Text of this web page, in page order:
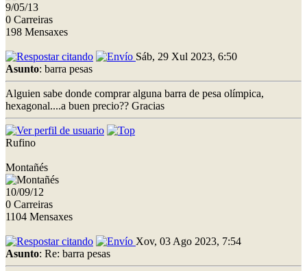
9/05/13
0 Carreiras
198 Mensaxes
Sáb, 29 Xul 2023, 6:50
Asunto: barra pesas
Alguien sabe donde comprar alguna barra de pesa olímpica,
hexagonal....a buen precio?? Gracias
Rufino
Montañés
10/09/12
0 Carreiras
1104 Mensaxes
Xov, 03 Ago 2023, 7:54
Asunto: Re: barra pesas